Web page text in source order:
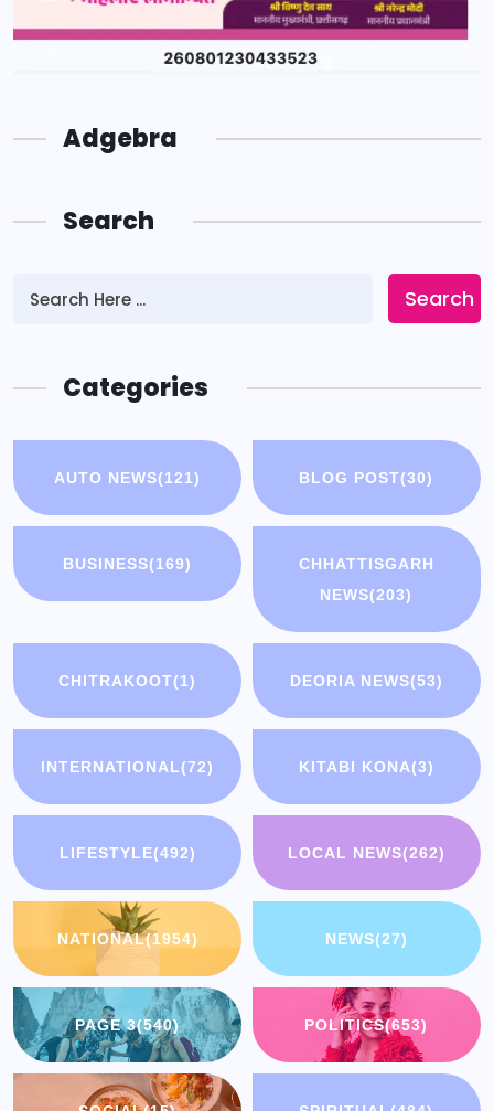
Adgebra
Search
Search
Categories
AUTO NEWS(121) BLOG POST(30)
BUSINESS(169)
CHHATTISGARH
NEWS(203)
CHITRAKOOT(1) DEORIA NEWS(53)
INTERNATIONAL(72) KITABI KONA(3)
LIFESTYLE(492) LOCAL NEWS(262)
NATIONAL(1954) NEWS(27)
PAGE 3(540) POLITICS(653)